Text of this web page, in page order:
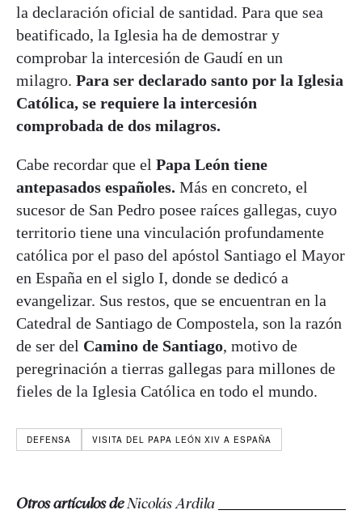
la declaración oficial de santidad. Para que sea
beatificado, la Iglesia ha de demostrar y
comprobar la intercesión de Gaudí en un
milagro. Para ser declarado santo por la Iglesia
Católica, se requiere la intercesión
comprobada de dos milagros.
Cabe recordar que el Papa León tiene
antepasados españoles. Más en concreto, el
sucesor de San Pedro posee raíces gallegas, cuyo
territorio tiene una vinculación profundamente
católica por el paso del apóstol Santiago el Mayor
en España en el siglo I, donde se dedicó a
evangelizar. Sus restos, que se encuentran en la
Catedral de Santiago de Compostela, son la razón
de ser del Camino de Santiago, motivo de
peregrinación a tierras gallegas para millones de
fieles de la Iglesia Católica en todo el mundo.
DEFENSA VISITA DEL PAPA LEÓN XIV A ESPAÑA
Otros artículos deNicolás Ardila